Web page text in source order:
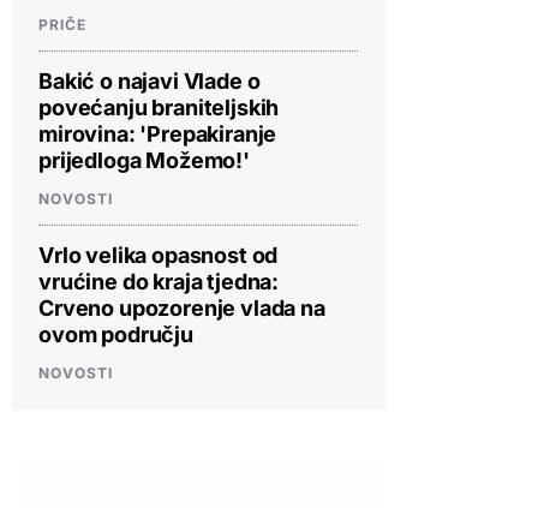
PRIČE
Bakić o najavi Vlade o
povećanju braniteljskih
mirovina: 'Prepakiranje
prijedloga Možemo!'
NOVOSTI
Vrlo velika opasnost od
vrućine do kraja tjedna:
Crveno upozorenje vlada na
ovom području
NOVOSTI